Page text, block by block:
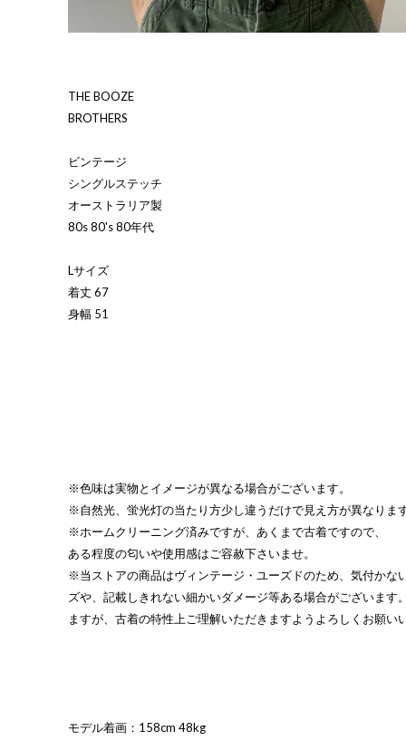
THE BOOZE
BROTHERS
ビンテージ
シングルステッチ
オーストラリア製
80s 80's 80年代
Lサイズ
着丈 67
身幅 51
※色味は実物とイメージが異なる場合がございます。
※自然光、蛍光灯の当たり方少し違うだけで見え方が異なりま
※ホームクリーニング済みですが、あくまで古着ですので、
ある程度の匂いや使用感はご容赦下さいませ。
※当ストアの商品はヴィンテージ・ユーズドのため、気付かな
ズや、記載しきれない細かいダメージ等ある場合がございます
ますが、古着の特性上ご理解いただきますようよろしくお願い
モデル着画：158cm 48kg